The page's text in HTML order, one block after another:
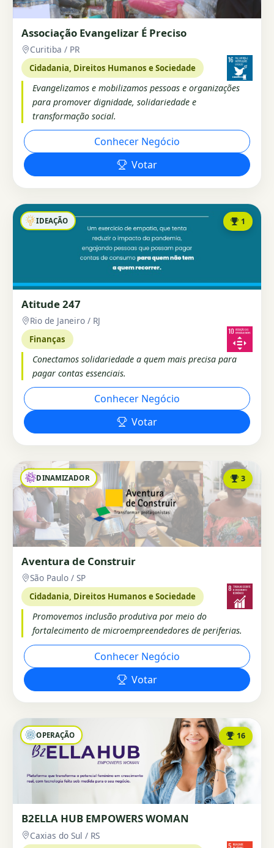
Associação Evangelizar É Preciso
Curitiba / PR
Cidadania, Direitos Humanos e Sociedade
Evangelizamos e mobilizamos pessoas e organizações
para promover dignidade, solidariedade e
transformação social.
Conhecer Negócio
Votar
IDEAÇÃO 1
Atitude 247
Rio de Janeiro / RJ
Finanças
Conectamos solidariedade a quem mais precisa para
pagar contas essenciais.
Conhecer Negócio
Votar
DINAMIZADOR 3
Aventura de Construir
São Paulo / SP
Cidadania, Direitos Humanos e Sociedade
Promovemos inclusão produtiva por meio do
fortalecimento de microempreendedores de periferias.
Conhecer Negócio
Votar
OPERAÇÃO 16
B2ELLA HUB EMPOWERS WOMAN
Caxias do Sul / RS